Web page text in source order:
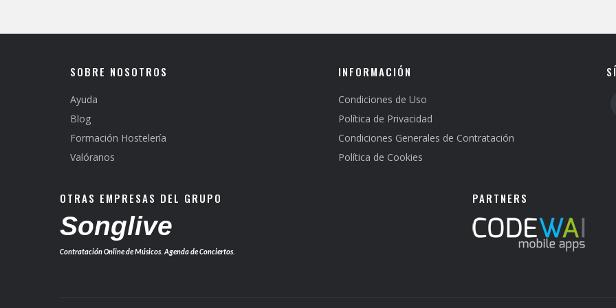
SOBRE NOSOTROS
Ayuda
Blog
Formación Hostelería
Valóranos
INFORMACIÓN
Condiciones de Uso
Política de Privacidad
Condiciones Generales de Contratación
Política de Cookies
OTRAS EMPRESAS DEL GRUPO
Songlive
Contratación Online de Músicos. Agenda de Conciertos.
PARTNERS